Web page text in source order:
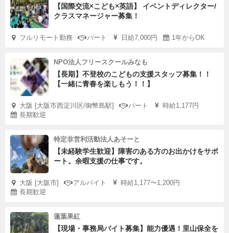
【国際交流×こども×英語】 イベントディレクター/
クラスマネージャー募集！
フルリモート勤務 パート 日給7,000円 1年からOK
NPO法人フリースクールみなも
【長期】不登校のこどもの支援スタッフ募集！！
【一緒に青春を楽しもう！！】
大阪 [大阪市西淀川区/御幣島駅] パート
時給1,177円
長期歓迎
特定非営利活動法人あそーと
【未経験学生歓迎】障害のある方のお出かけをサポ
ート。余暇支援の仕事です。
大阪 [大阪市] アルバイト
時給1,177〜1,200円
長期歓迎
蓮葉果紅
【現場・事務局バイト募集】能力優遇！里山保全を